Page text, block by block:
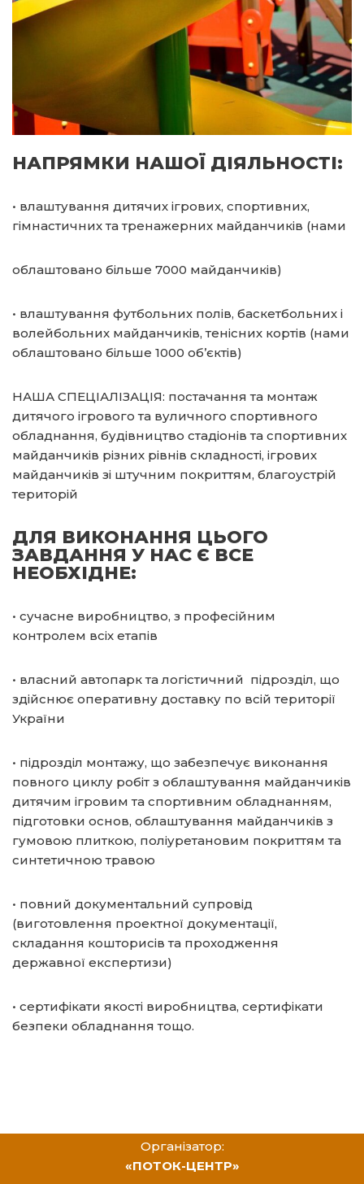
НАПРЯМКИ НАШОЇ ДІЯЛЬНОСТІ:
• влаштування дитячих ігрових, спортивних,
гімнастичних та тренажерних майданчиків (нами
облаштовано більше 7000 майданчиків)
• влаштування футбольних полів, баскетбольних і
волейбольних майданчиків, тенісних кортів (нами
облаштовано більше 1000 об’єктів)
НАША СПЕЦІАЛІЗАЦІЯ: постачання та монтаж
дитячого ігрового та вуличного спортивного
обладнання, будівництво стадіонів та спортивних
майданчиків різних рівнів складності, ігрових
майданчиків зі штучним покриттям, благоустрій
територій
ДЛЯ ВИКОНАННЯ ЦЬОГО
ЗАВДАННЯ У НАС Є ВСЕ
НЕОБХІДНЕ:
• сучасне виробництво, з професійним
контролем всіх етапів
• власний автопарк та логістичний підрозділ, що
здійснює оперативну доставку по всій території
України
• підрозділ монтажу, що забезпечує виконання
повного циклу робіт з облаштування майданчиків
дитячим ігровим та спортивним обладнанням,
підготовки основ, облаштування майданчиків з
гумовою плиткою, поліуретановим покриттям та
синтетичною травою
• повний документальний супровід
(виготовлення проектної документації,
складання кошторисів та проходження
державної експертизи)
• сертифікати якості виробництва, сертифікати
безпеки обладнання тощо.
Організатор:
«ПОТОК-ЦЕНТР»